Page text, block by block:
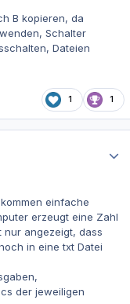
B kopieren, da
Schalter
Dateien
1 1
einfache
erzeugt eine Zahl
nur angezeigt, dass
in eine txt Datei
der jeweiligen